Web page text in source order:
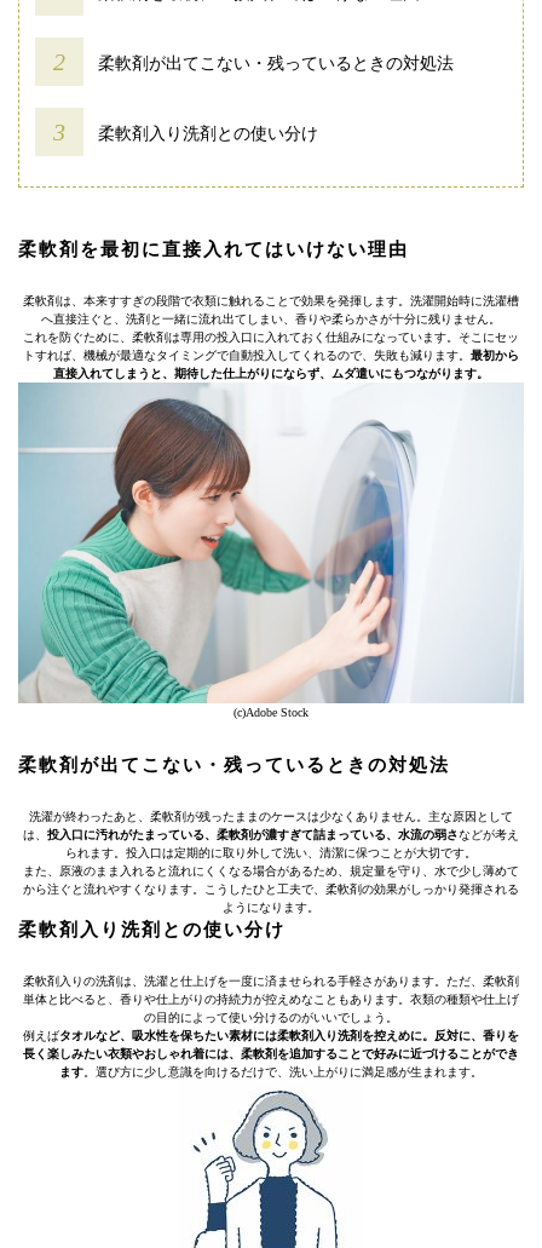
柔軟剤が出てこない・残っているときの対処法
柔軟剤入り洗剤との使い分け
柔軟剤を最初に直接入れてはいけない理由
柔軟剤は、本来すすぎの段階で衣類に触れることで効果を発揮します。洗濯開始時に洗濯槽
へ直接注ぐと、洗剤と一緒に流れ出てしまい、香りや柔らかさが十分に残りません。
これを防ぐために、柔軟剤は専用の投入口に入れておく仕組みになっています。そこにセッ
トすれば、機械が最適なタイミングで自動投入してくれるので、失敗も減ります。 最初から
直接入れてしまうと、期待した仕上がりにならず、ムダ遣いにもつながります。
(c)Adobe Stock
柔軟剤が出てこない・残っているときの対処法
洗濯が終わったあと、柔軟剤が残ったままのケースは少なくありません。主な原因として
は、 投入口に汚れがたまっている、柔軟剤が濃すぎて詰まっている、水流の弱さなどが考え
られます。投入口は定期的に取り外して洗い、清潔に保つことが大切です。
また、原液のまま入れると流れにくくなる場合があるため、規定量を守り、水で少し薄めて
から注ぐと流れやすくなります。こうしたひと工夫で、柔軟剤の効果がしっかり発揮される
ようになります。
柔軟剤入り洗剤との使い分け
柔軟剤入りの洗剤は、洗濯と仕上げを一度に済ませられる手軽さがあります。ただ、柔軟剤
単体と比べると、香りや仕上がりの持続力が控えめなこともあります。衣類の種類や仕上げ
の目的によって使い分けるのがいいでしょう。
例えばタオルなど、吸水性を保ちたい素材には柔軟剤入り洗剤を控えめに。反対に、香りを
長く楽しみたい衣類やおしゃれ着には、柔軟剤を追加することで好みに近づけることができ
ます 。選び方に少し意識を向けるだけで、洗い上がりに満足感が生まれます。